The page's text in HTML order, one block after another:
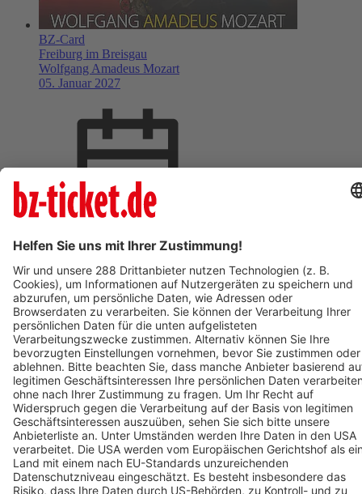
BZ-Card
Freiburg im Breisgau
Wolfgang Amadeus Mozart
05. Januar 2027
BZ-Card Vorteile